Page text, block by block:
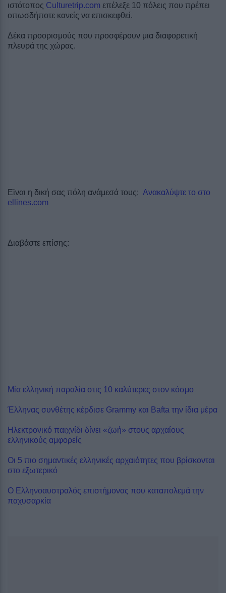
ιστότοπος Culturetrip.com επέλεξε 10 πόλεις που πρέπει
οπωσδήποτε κανείς να επισκεφθεί.
Δέκα προορισμούς που προσφέρουν μια διαφορετική
πλευρά της χώρας.
Εϊναι η δική σας πόλη ανάμεσά τους; Ανακαλύψτε το στο
ellines.com
Διαβάστε επίσης:
Μία ελληνική παραλία στις 10 καλύτερες στον κόσμο
Έλληνας συνθέτης κέρδισε Grammy και Bafta την ίδια μέρα
Ηλεκτρονικό παιχνίδι δίνει «ζωή» στους αρχαίους
ελληνικούς αμφορείς
Οι 5 πιο σημαντικές ελληνικές αρχαιότητες που βρίσκονται
στο εξωτερικό
Ο Ελληνοαυστραλός επιστήμονας που καταπολεμά την
παχυσαρκία